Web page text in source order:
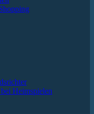
Heimspielen